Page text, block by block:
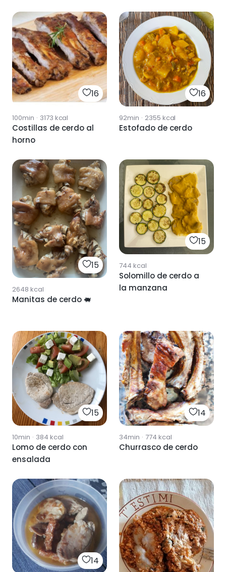
16
100min · 3173 kcal
Costillas de cerdo al
horno
16
92min · 2355 kcal
Estofado de cerdo
15
2648 kcal
Manitas de cerdo 🐖
15
744 kcal
Solomillo de cerdo a
la manzana
15
10min · 384 kcal
Lomo de cerdo con
ensalada
14
34min · 774 kcal
Churrasco de cerdo
14